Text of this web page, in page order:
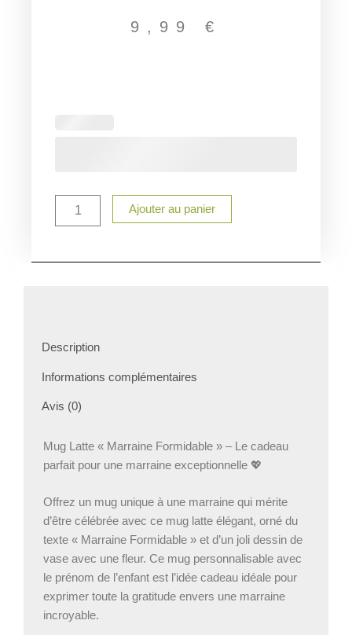
9,99 €
Ajouter au panier
Description
Informations complémentaires
Avis (0)
Mug Latte « Marraine Formidable » – Le cadeau
parfait pour une marraine exceptionnelle 💖
Offrez un mug unique à une marraine qui mérite
d’être célébrée avec ce mug latte élégant, orné du
texte « Marraine Formidable » et d’un joli dessin de
vase avec une fleur. Ce mug personnalisable avec
le prénom de l’enfant est l’idée cadeau idéale pour
exprimer toute la gratitude envers une marraine
incroyable.